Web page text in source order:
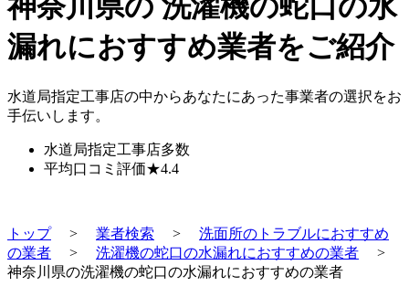
神奈川県の 洗濯機の蛇口の水
漏れにおすすめ業者をご紹介
水道局指定工事店の中からあなたにあった事業者の選択をお
手伝いします。
水道局指定工事店多数
平均口コミ評価★4.4
トップ> 業者検索 > 洗面所のトラブルにおすすめ
の業者 > 洗濯機の蛇口の水漏れにおすすめの業者 >
神奈川県の洗濯機の蛇口の水漏れにおすすめの業者